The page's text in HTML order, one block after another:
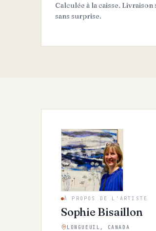
Calculée à la caisse. Livraison
sans surprise.
À PROPOS DE L'ARTISTE
Sophie Bisaillon
LONGUEUIL, CANADA